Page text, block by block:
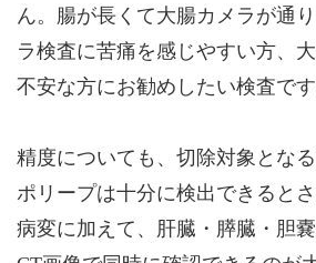
ん。腸が長くて大腸カメラが通
ラ検査に苦痛を感じやすい方、
不安な方にお勧めしたい検査です
精度についても、切除対象とな
ポリープは十分に検出できると
病変に加えて、肝臓・膵臓・胆